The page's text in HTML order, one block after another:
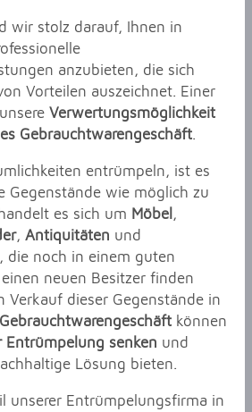
wir stolz darauf, Ihnen in
anzubieten, die sich
Vorteilen auszeichnet. Einer
Verwertungsmöglichkeit
Gebrauchtwarengeschäft.
entrümpeln, ist es
Gegenstände wie möglich zu
es sich um Möbel ,
, Antiquitäten und
, die noch in einem guten
neuen Besitzer finden
Verkauf dieser Gegenstände in
können
Entrümpelung senken und
Lösung bieten.
unserer Entrümpelungsfirma in